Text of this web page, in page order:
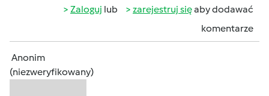
Zaloguj lub zarejestruj sięaby dodawać
komentarze
Anonim
(niezweryfikowany)